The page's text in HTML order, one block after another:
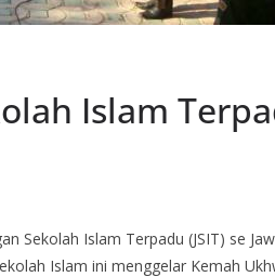
Islam
Sekolah Islam Terpadu (JSIT) se
Islam ini menggelar Kemah